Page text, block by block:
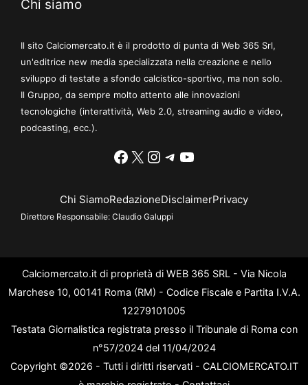
Chi siamo
Il sito Calciomercato.it è il prodotto di punta di Web 365 Srl,
un'editrice new media specializzata nella creazione e nello
sviluppo di testate a sfondo calcistico-sportivo, ma non solo.
Il Gruppo, da sempre molto attento alle innovazioni
tecnologiche (interattività, Web 2.0, streaming audio e video,
podcasting, ecc.).
Facebook
X Instagram
Telegram
YouTube
Chi SiamoRedazioneDisclaimerPrivacy
Direttore Responsabile: Claudio Galuppi
Calciomercato.it di proprietà di WEB 365 SRL - Via Nicola
Marchese 10, 00141 Roma (RM) - Codice Fiscale e Partita I.V.A.
12279101005
Testata Giornalistica registrata presso il Tribunale di Roma con
n°57/2024 del 11/04/2024
Copyright ©2026 - Tutti i diritti riservati - CALCIOMERCATO.IT